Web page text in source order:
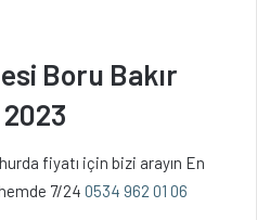
Boru Bakır
fiyatı için bizi arayın En
7/24 0534 962 01 06